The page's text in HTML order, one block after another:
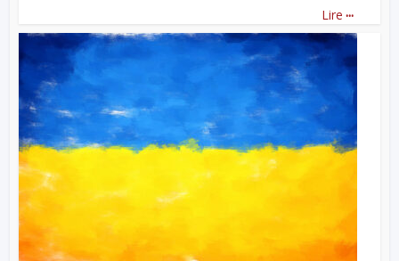
Lire ...